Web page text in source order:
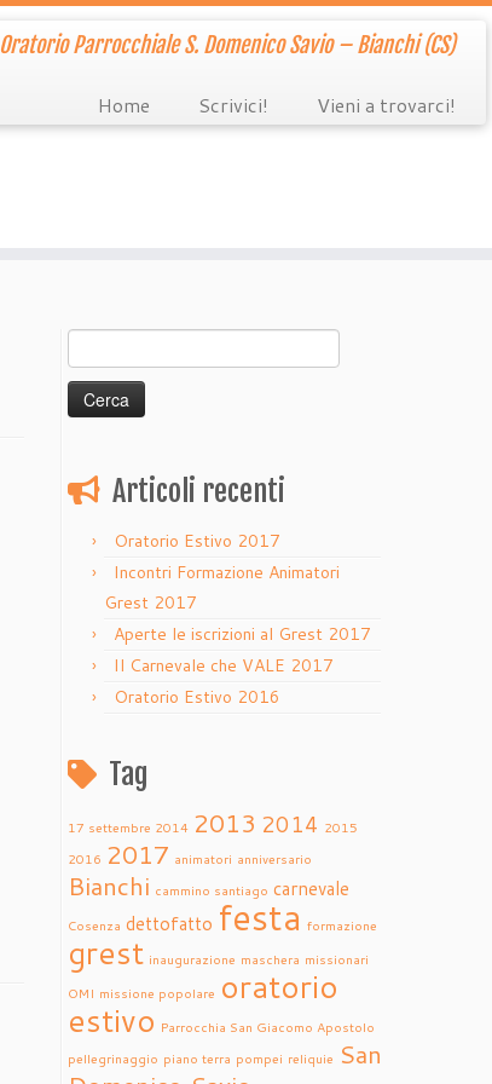
Oratorio Parrocchiale S. Domenico Savio – Bianchi (CS)
Home Scrivici! Vieni a trovarci!
per:
Articoli recenti
Oratorio Estivo 2017
Incontri Formazione Animatori
Grest 2017
Aperte le iscrizioni al Grest 2017
Il Carnevale che VALE 2017
Oratorio Estivo 2016
Tag
17 settembre 2014 2013 2014 2015
2016 2017 animatori anniversario
Bianchi cammino santiago carnevale
Cosenza dettofatto festa formazione
grest inaugurazione maschera missionari
OMI missione popolare oratorio
estivo Parrocchia San Giacomo Apostolo
pellegrinaggio piano terra pompei reliquie San